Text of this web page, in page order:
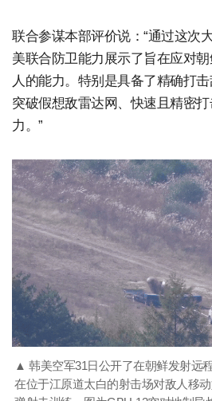
联合参谋本部评价说：“通过这次
美联合防卫能力展示了旨在应对
人的能力。特别是具备了精确打击
突破假想敌雷达网、快速且精密
力。”
▲ 韩美空军31日公开了在朝鲜发射远
在位于江原道太白的射击场对敌人移